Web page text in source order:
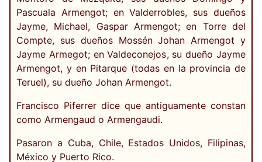
Pascuala Armengot; en Valderrobles, sus dueños
Jayme, Michael, Gaspar Armengot; en Torre del
Compte, sus dueños Mossén Johan Armengot y
Jayme Armegot; en Valdeconejos, su dueño Jayme
Armengot, y en Pitarque (todas en la provincia de
Teruel), su dueño Johan Armengot.
Francisco Piferrer dice que antiguamente constan
como Armengaud o Armengaudi.
Pasaron a Cuba, Chile, Estados Unidos, Filipinas,
México y Puerto Rico.